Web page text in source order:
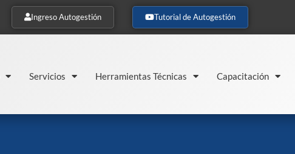
Ingreso Autogestión Tutorial de Autogestión
Servicios Herramientas Técnicas Capacitación